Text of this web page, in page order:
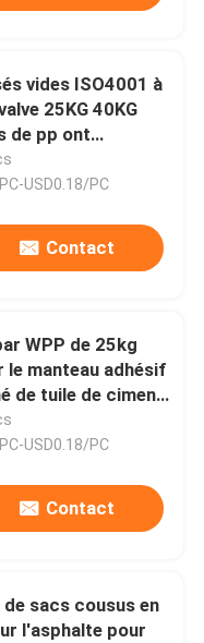
vides ISO4001 à
25KG 40KG
de pp ont
USD0.18/PC
Contact
WPP de 25kg
le manteau adhésif
de tuile de ciment
USD0.18/PC
Contact
sacs cousus en
l'asphalte pour